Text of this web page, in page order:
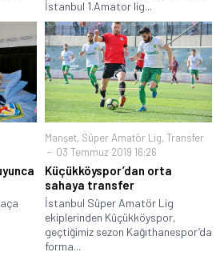
İstanbul 1.Amator lig...
Manşet, Süper Amatör Lig, Transfer
03 Temmuz 2019 16:26
Küçükköyspor’dan orta
sahaya transfer
İstanbul Süper Amatör Lig
ekiplerinden Küçükköyspor,
geçtiğimiz sezon Kağıthanespor’da
forma...